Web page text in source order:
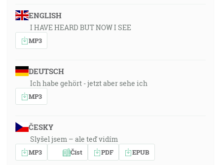
ENGLISH
I HAVE HEARD BUT NOW I SEE
MP3
DEUTSCH
Ich habe gehört - jetzt aber sehe ich
MP3
ČESKY
Slyšel jsem – ale teď vidím
MP3 Číst PDF EPUB